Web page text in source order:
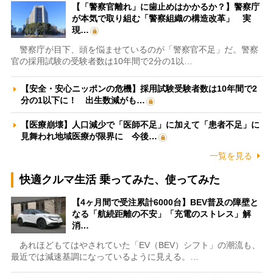
【「警察官離れ」に歯止めはかかるか？】警察庁
が本気で取り組む「警察組織の構造改革」 実
現…
警察庁が目下、頭を悩ませているのが「警察官不足」だ。警察
官の採用試験の受験者数は10年間で2分の1以…
【安全・安心ニッポンの危機】採用試験受験者数は10年間で2
分の1以下に！ 出生数減がも…
【医療崩壊】人口減少で「医師不足」に加えて「患者不足」に
見舞われ地域医療が限界に 今後…
一覧を見る
快適クルマ生活 乗ってみた、使ってみた
【4ヶ月間で受注累計6000台】BEV普及の障壁と
なる「航続距離の不安」「充電のストレス」解
消…
あれほどもてはやされていた「EV（BEV）シフト」の潮流も、
最近では減速基調になっているように見える。…